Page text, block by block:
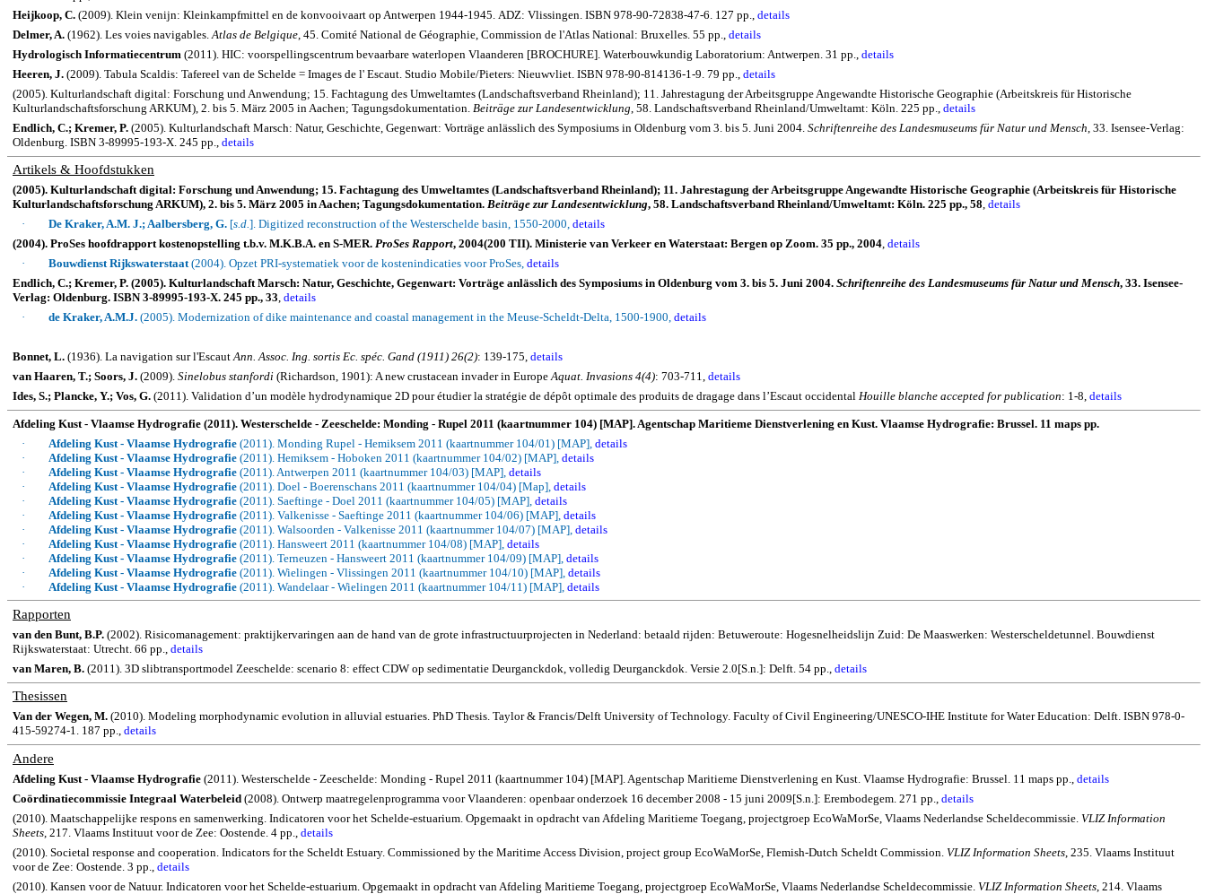
Heijkoop, C. (2009). Klein venijn: Kleinkampfmittel en de konvooivaart op Antwerpen 1944-1945. ADZ: Vlissingen. ISBN 978-90-72838-47-6. 127 pp., details
Delmer, A. (1962). Les voies navigables. Atlas de Belgique , 45. Comité National de Géographie, Commission de l'Atlas National: Bruxelles. 55 pp., details
Hydrologisch Informatiecentrum (2011). HIC: voorspellingscentrum bevaarbare waterlopen Vlaanderen [BROCHURE]. Waterbouwkundig Laboratorium: Antwerpen. 31 pp., details
Heeren, J. (2009). Tabula Scaldis: Tafereel van de Schelde = Images de l' Escaut. Studio Mobile/Pieters: Nieuwvliet. ISBN 978-90-814136-1-9. 79 pp., details
(2005). Kulturlandschaft digital: Forschung und Anwendung; 15. Fachtagung des Umweltamtes (Landschaftsverband Rheinland); 11. Jahrestagung der Arbeitsgruppe Angewandte Historische Geographie (Arbeitskreis für Historische
Kulturlandschaftsforschung ARKUM), 2. bis 5. März 2005 in Aachen; Tagungsdokumentation. Beiträge zur Landesentwicklung , 58. Landschaftsverband Rheinland/Umweltamt: Köln. 225 pp., details
Endlich, C.; Kremer, P. (2005). Kulturlandschaft Marsch: Natur, Geschichte, Gegenwart: Vorträge anlässlich des Symposiums in Oldenburg vom 3. bis 5. Juni 2004. Schriftenreihe des Landesmuseums für Natur und Mensch , 33. Isensee-Verlag:
Oldenburg. ISBN 3-89995-193-X. 245 pp., details
Artikels & Hoofdstukken
(2005). Kulturlandschaft digital: Forschung und Anwendung; 15. Fachtagung des Umweltamtes (Landschaftsverband Rheinland); 11. Jahrestagung der Arbeitsgruppe Angewandte Historische Geographie (Arbeitskreis für Historische
Kulturlandschaftsforschung ARKUM), 2. bis 5. März 2005 in Aachen; Tagungsdokumentation. Beiträge zur Landesentwicklung, 58. Landschaftsverband Rheinland/Umweltamt: Köln. 225 pp., 58, details
·
De Kraker, A.M. J.; Aalbersberg, G. [s.d.]. Digitized reconstruction of the Westerschelde basin, 1550-2000, details
(2004). ProSes hoofdrapport kostenopstelling t.b.v. M.K.B.A. en S-MER. ProSes Rapport, 2004(200 TII). Ministerie van Verkeer en Waterstaat: Bergen op Zoom. 35 pp., 2004, details
·
Bouwdienst Rijkswaterstaat(2004). Opzet PRI-systematiek voor de kostenindicaties voor ProSes, details
Endlich, C.; Kremer, P. (2005). Kulturlandschaft Marsch: Natur, Geschichte, Gegenwart: Vorträge anlässlich des Symposiums in Oldenburg vom 3. bis 5. Juni 2004. Schriftenreihe des Landesmuseums für Natur und Mensch, 33. Isensee-
Verlag: Oldenburg. ISBN 3-89995-193-X. 245 pp., 33, details
·
de Kraker, A.M.J. (2005). Modernization of dike maintenance and coastal management in the Meuse-Scheldt-Delta, 1500-1900, details
Bonnet, L. (1936). La navigation sur l'EscautAnn. Assoc. Ing. sortis Ec. spéc. Gand (1911) 26(2): 139-175, details
van Haaren, T.; Soors, J. (2009). Sinelobus stanfordi (Richardson, 1901): A new crustacean invader in Europe Aquat. Invasions 4(4): 703-711, details
Ides, S.; Plancke, Y.; Vos, G. (2011). Validation d’un modèle hydrodynamique 2D pour étudier la stratégie de dépôt optimale des produits de dragage dans l’Escaut occidental Houille blanche accepted for publication: 1-8, details
Afdeling Kust - Vlaamse Hydrografie (2011). Westerschelde - Zeeschelde: Monding - Rupel 2011 (kaartnummer 104) [MAP]. Agentschap Maritieme Dienstverlening en Kust. Vlaamse Hydrografie: Brussel. 11 maps pp.
·
Afdeling Kust - Vlaamse Hydrografie (2011). Monding Rupel - Hemiksem 2011 (kaartnummer 104/01) [MAP], details
·
Afdeling Kust - Vlaamse Hydrografie (2011). Hemiksem - Hoboken 2011 (kaartnummer 104/02) [MAP], details
·
Afdeling Kust - Vlaamse Hydrografie (2011). Antwerpen 2011 (kaartnummer 104/03) [MAP], details
·
Afdeling Kust - Vlaamse Hydrografie (2011). Doel - Boerenschans 2011 (kaartnummer 104/04) [Map], details
·
Afdeling Kust - Vlaamse Hydrografie (2011). Saeftinge - Doel 2011 (kaartnummer 104/05) [MAP], details
·
Afdeling Kust - Vlaamse Hydrografie (2011). Valkenisse - Saeftinge 2011 (kaartnummer 104/06) [MAP], details
·
Afdeling Kust - Vlaamse Hydrografie (2011). Walsoorden - Valkenisse 2011 (kaartnummer 104/07) [MAP], details
·
Afdeling Kust - Vlaamse Hydrografie (2011). Hansweert 2011 (kaartnummer 104/08) [MAP], details
·
Afdeling Kust - Vlaamse Hydrografie (2011). Terneuzen - Hansweert 2011 (kaartnummer 104/09) [MAP], details
·
Afdeling Kust - Vlaamse Hydrografie (2011). Wielingen - Vlissingen 2011 (kaartnummer 104/10) [MAP], details
·
Afdeling Kust - Vlaamse Hydrografie (2011). Wandelaar - Wielingen 2011 (kaartnummer 104/11) [MAP], details
Rapporten
van den Bunt, B.P. (2002). Risicomanagement: praktijkervaringen aan de hand van de grote infrastructuurprojecten in Nederland: betaald rijden: Betuweroute: Hogesnelheidslijn Zuid: De Maaswerken: Westerscheldetunnel. Bouwdienst
Rijkswaterstaat: Utrecht. 66 pp., details
van Maren, B. (2011). 3D slibtransportmodel Zeeschelde: scenario 8: effect CDW op sedimentatie Deurganckdok, volledig Deurganckdok. Versie 2.0[S.n.]: Delft. 54 pp., details
Thesissen
Van der Wegen, M. (2010). Modeling morphodynamic evolution in alluvial estuaries. PhD Thesis. Taylor & Francis/Delft University of Technology. Faculty of Civil Engineering/UNESCO-IHE Institute for Water Education: Delft. ISBN 978-0-
415-59274-1. 187 pp., details
Andere
Afdeling Kust - Vlaamse Hydrografie (2011). Westerschelde - Zeeschelde: Monding - Rupel 2011 (kaartnummer 104) [MAP]. Agentschap Maritieme Dienstverlening en Kust. Vlaamse Hydrografie: Brussel. 11 maps pp., details
Coördinatiecommissie Integraal Waterbeleid (2008). Ontwerp maatregelenprogramma voor Vlaanderen: openbaar onderzoek 16 december 2008 - 15 juni 2009[S.n.]: Erembodegem. 271 pp., details
(2010). Maatschappelijke respons en samenwerking. Indicatoren voor het Schelde-estuarium. Opgemaakt in opdracht van Afdeling Maritieme Toegang, projectgroep EcoWaMorSe, Vlaams Nederlandse Scheldecommissie. VLIZ Information
Sheets , 217. Vlaams Instituut voor de Zee: Oostende. 4 pp., details
(2010). Societal response and cooperation. Indicators for the Scheldt Estuary. Commissioned by the Maritime Access Division, project group EcoWaMorSe , Flemish-Dutch Scheldt Commission. VLIZ Information Sheets , 235. Vlaams Instituut
voor de Zee: Oostende. 3 pp., details
(2010). Kansen voor de Natuur. Indicatoren voor het Schelde-estuarium. Opgemaakt in opdracht van Afdeling Maritieme Toegang, projectgroep EcoWaMorSe, Vlaams Nederlandse Scheldecommissie. VLIZ Information Sheets , 214. Vlaams